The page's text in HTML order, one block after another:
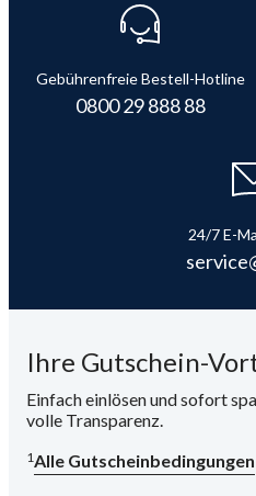
Gebührenfreie Bestell-Hotline
0800 29 888 88
24/7 E-
Ihre Gutschein-
Einfach einlösen und sofort
volle Transparenz.
1Alle Gutscheinbedingungen